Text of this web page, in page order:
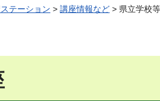
テーション > 講座情報など > 県立学校